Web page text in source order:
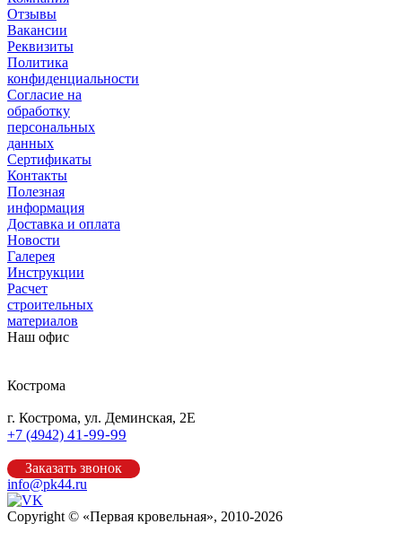
Отзывы
Вакансии
Реквизиты
Политика
конфиденциальности
Согласие на
обработку
персональных
данных
Сертификаты
Контакты
Полезная
информация
Доставка и оплата
Новости
Галерея
Инструкции
Расчет
строительных
материалов
Наш офис
Кострома
г. Кострома, ул. Деминская, 2Е
+7 (4942) 41-99-99
Заказать звонок
info@pk44.ru
Copyright © «Первая кровельная», 2010-2026